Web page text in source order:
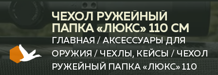
ЧЕХОЛ РУЖЕЙНЫЙ
ПАПКА «ЛЮКС» 110 СМ
ГЛАВНАЯ /АКСЕССУАРЫ ДЛЯ
ОРУЖИЯ / ЧЕХЛЫ, КЕЙСЫ / ЧЕХОЛ
РУЖЕЙНЫЙ ПАПКА «ЛЮКС» 110